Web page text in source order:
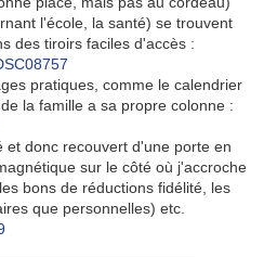
l'école, la santé) se trouvent
des tiroirs faciles d'accès :
pratiques, comme le calendrier
la famille a sa propre colonne :
et donc recouvert d'une porte en
sur le côté où j'accroche
bons de réductions fidélité, les
que personnelles) etc.